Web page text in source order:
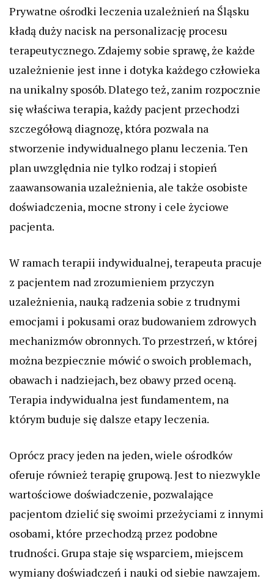
Prywatne ośrodki leczenia uzależnień na Śląsku
kładą duży nacisk na personalizację procesu
terapeutycznego. Zdajemy sobie sprawę, że każde
uzależnienie jest inne i dotyka każdego człowieka
na unikalny sposób. Dlatego też, zanim rozpocznie
się właściwa terapia, każdy pacjent przechodzi
szczegółową diagnozę, która pozwala na
stworzenie indywidualnego planu leczenia. Ten
plan uwzględnia nie tylko rodzaj i stopień
zaawansowania uzależnienia, ale także osobiste
doświadczenia, mocne strony i cele życiowe
pacjenta.
W ramach terapii indywidualnej, terapeuta pracuje
z pacjentem nad zrozumieniem przyczyn
uzależnienia, nauką radzenia sobie z trudnymi
emocjami i pokusami oraz budowaniem zdrowych
mechanizmów obronnych. To przestrzeń, w której
można bezpiecznie mówić o swoich problemach,
obawach i nadziejach, bez obawy przed oceną.
Terapia indywidualna jest fundamentem, na
którym buduje się dalsze etapy leczenia.
Oprócz pracy jeden na jeden, wiele ośrodków
oferuje również terapię grupową. Jest to niezwykle
wartościowe doświadczenie, pozwalające
pacjentom dzielić się swoimi przeżyciami z innymi
osobami, które przechodzą przez podobne
trudności. Grupa staje się wsparciem, miejscem
wymiany doświadczeń i nauki od siebie nawzajem.